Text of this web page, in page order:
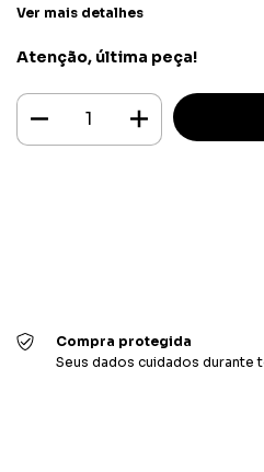
Ver mais detalhes
Atenção, última peça!
Compra protegida
Seus dados cuidados durante